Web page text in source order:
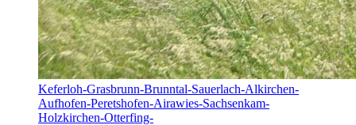
Keferloh-Grasbrunn-Brunntal-Sauerlach-Alkirchen-
Aufhofen-Peretshofen-Airawies-Sachsenkam-
Holzkirchen-Otterfing-